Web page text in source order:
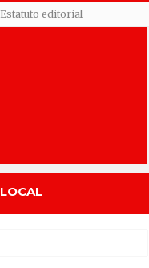
Estatuto editorial
LOCAL